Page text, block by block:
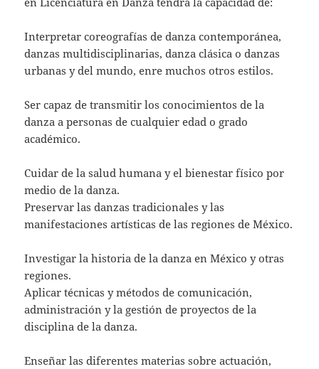
Interpretar coreografías de danza contemporánea,
danzas multidisciplinarias, danza clásica o danzas
urbanas y del mundo, enre muchos otros estilos.
Ser capaz de transmitir los conocimientos de la
danza a personas de cualquier edad o grado
académico.
Cuidar de la salud humana y el bienestar físico por
medio de la danza.
Preservar las danzas tradicionales y las
manifestaciones artísticas de las regiones de México.
Investigar la historia de la danza en México y otras
regiones.
Aplicar técnicas y métodos de comunicación,
administración y la gestión de proyectos de la
disciplina de la danza.
Enseñar las diferentes materias sobre actuación,